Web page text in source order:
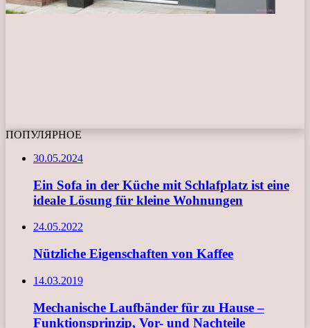
ПОПУЛЯРНОЕ
30.05.2024
Ein Sofa in der Küche mit Schlafplatz ist eine
ideale Lösung für kleine Wohnungen
24.05.2022
Nützliche Eigenschaften von Kaffee
14.03.2019
Mechanische Laufbänder für zu Hause –
Funktionsprinzip, Vor- und Nachteile